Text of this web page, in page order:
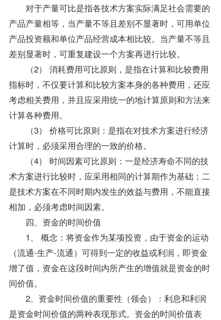
对于产量可比是指各技术方案实际满足社会需要的
产品产量相等，当产量不等且差别不显著时，可用单位
产品投资额和单位产品经营成本相比较。当产量不等且
差别显著时，可重复建设一个方案再进行比较。
（2） 消耗费用可比原则，是指在计算和比较费用
指标时，不仅要计算和比较方案本身的各种费用，还应
考虑相关费用，并且应采用统一的地计算原则和方法来
计算各种费用。
（3） 价格可比原则：是指在对技术方案进行经济
计算时，必须采用合理的一致的价格。
（4） 时间因素可比原则：一是经济寿命不同的技
术方案进行比较时，应采用相同的计算期作为基础；二
是技术方案在不同时期内发生的效益与费用，不能直接
相加，必须考虑时间因素。
四、资金的时间价值
1、 概念：将资金作为某项投资，由于资金的运动
（流通-生产-流通）可得到一定的收益或利润，即资金
增了值，资金在这段时间内所产生的增值就是资金的时
间价值。
2、资金时间价值的重要性（领会）：利息和利润
是资金时间价值的两种表现形式。资金的时间价值表